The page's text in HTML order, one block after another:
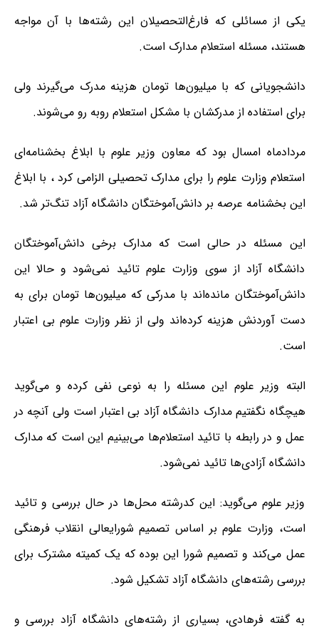
یکی از مسائلی که فارغ‌التحصیلان این رشته‌ها با آن مواجه
هستند، مسئله استعلام مدارک است.
دانشجویانی که با میلیون‌ها تومان هزینه مدرک می‌گیرند ولی
برای استفاده از مدرکشان با مشکل استعلام روبه رو می‌شوند.
مردادماه امسال بود که معاون وزیر علوم با ابلاغ بخشنامه‌ای
استعلام وزارت علوم را برای مدارک تحصیلی الزامی کرد ، با ابلاغ
این بخشنامه عرصه بر دانش‌آموختگان دانشگاه آزاد تنگ‌تر شد.
این مسئله در حالی است که مدارک برخی دانش‌آموختگان
دانشگاه آزاد از سوی وزارت علوم تائید نمی‌شود و حالا این
دانش‌آموختگان مانده‌اند با مدرکی که میلیون‌ها تومان برای به
دست آوردنش هزینه‌ کرده‌اند ولی از نظر وزارت علوم بی اعتبار
است.
البته وزیر علوم این مسئله را به نوعی نفی کرده و می‌گوید
هیچگاه نگفتیم مدارک دانشگاه آزاد بی اعتبار است ولی آنچه در
عمل و در رابطه با تائید استعلام‌ها می‌بینیم این است که مدارک
دانشگاه آزادی‌ها تائید نمی‌شود.
وزیر علوم می‌گوید: این کدرشته محل‌ها در حال بررسی و تائید
است، وزارت علوم بر اساس تصمیم شورایعالی انقلاب فرهنگی
عمل می‌کند و تصمیم شورا این بوده که یک کمیته مشترک برای
بررسی رشته‌های دانشگاه آزاد تشکیل شود.
به گفته فرهادی، بسیاری از رشته‌های دانشگاه آزاد بررسی و